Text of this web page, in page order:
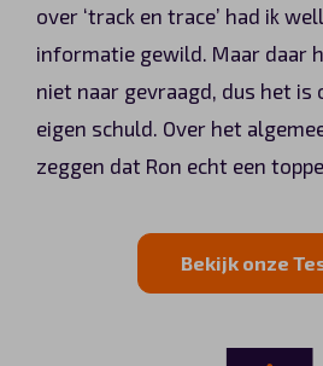
over ‘track en trace’ had ik
informatie gewild. Maar daar
niet naar gevraagd, dus het is
eigen schuld. Over het
zeggen dat Ron echt een
Bekijk onze